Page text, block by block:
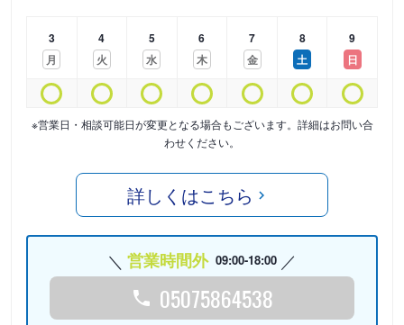
3
月
4
火
5
水
6
木
7
金
8
土
9
日
※営業日・相談可能日が変更となる場合もございます。詳細はお問い合
わせください。
詳しくはこちら
営業時間外 09:00-18:00
05075864538